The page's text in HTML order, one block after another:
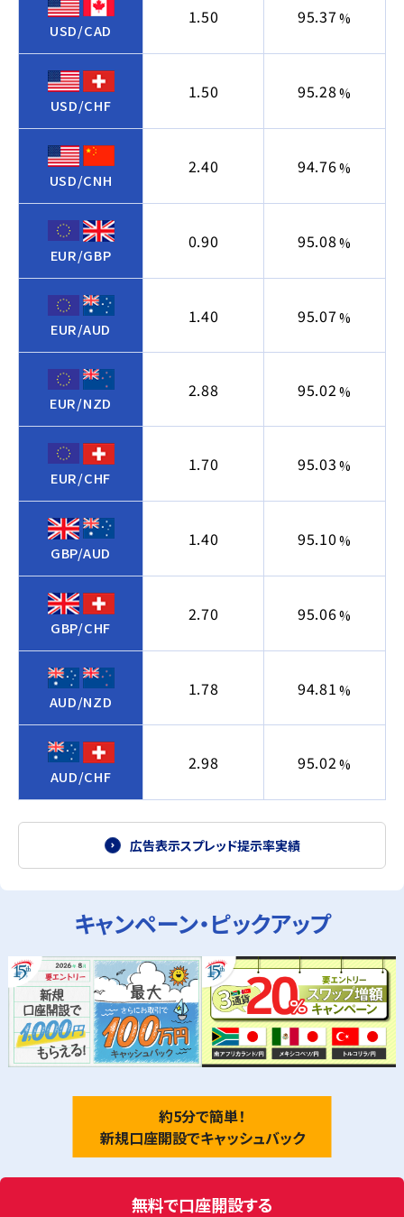
USD/CAD
1.50 95.37 %
USD/CHF
1.50 95.28%
USD/CNH
2.40 94.76%
EUR/GBP
0.90 95.08%
EUR/AUD
1.40 95.07 %
EUR/NZD
2.88 95.02%
EUR/CHF
1.70 95.03 %
GBP/AUD
1.40 95.10%
GBP/CHF
2.70 95.06%
AUD/NZD
1.78 94.81 %
AUD/CHF
2.98 95.02%
広告表示スプレッド提示率実績
キャンペーン・ピックアップ
約5分で簡単！
新規口座開設でキャッシュバック
無料で口座開設する